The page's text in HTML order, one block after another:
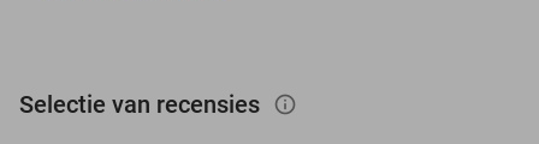
Selectie van recensies info_outlined